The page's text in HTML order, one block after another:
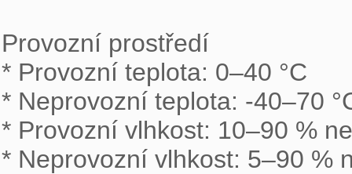
Provozní prostředí
* Provozní teplota: 0–40 °C
* Neprovozní teplota: -40–70
* Provozní vlhkost: 10–90 %
* Neprovozní vlhkost: 5–90 %